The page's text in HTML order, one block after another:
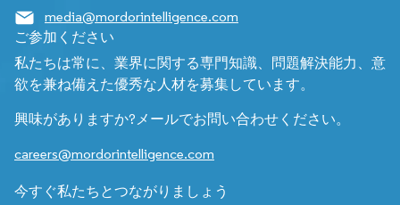
media@mordorintelligence.com
ご参加ください
私たちは常に、業界に関する専門知識、問題解決能力、意
欲を兼ね備えた優秀な人材を募集しています。
興味がありますか?メールでお問い合わせください。
careers@mordorintelligence.com
今すぐ私たちとつながりましょう